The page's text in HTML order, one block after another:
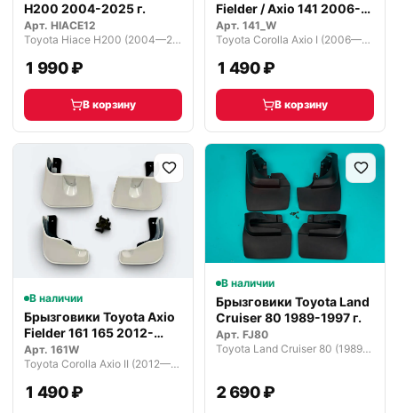
H200 2004-2025 г.
Арт. HIACE12
Toyota Hiace H200 (2004—2010)
1 990 ₽
В корзину
Fielder / Axio 141 2006-
2012
Арт. 141_W
Toyota Corolla Axio I (2006—2008)
1 490 ₽
В корзину
В наличии
Брызговики Toyota Axio
Fielder 161 165 2012-
2024…
Арт. 161W
Toyota Corolla Axio II (2012—2015)
1 490 ₽
В наличии
Брызговики Toyota Land
Cruiser 80 1989-1997 г.
Арт. FJ80
Toyota Land Cruiser 80 (1989—1994)
2 690 ₽